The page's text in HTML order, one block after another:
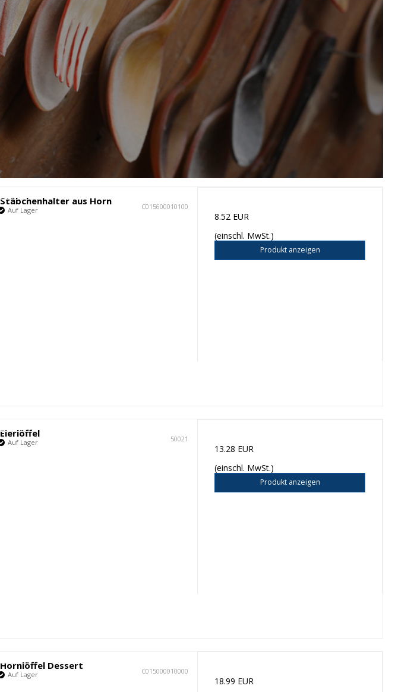
Hornvarefabrikken
Forsølvningsfabrikken
Fabrikant
Stäbchenhalter aus Horn C015600010100
Auf Lager
8.52 EUR
(einschl. MwSt.)
Produkt anzeigen
Eierlöffel 50021
Auf Lager
13.28 EUR
(einschl. MwSt.)
Produkt anzeigen
Hornlöffel Dessert C015000010000
Auf Lager
18.99 EUR